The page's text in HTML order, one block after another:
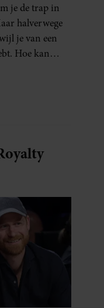
je de trap in
halverwege
je van een
Hoe kan